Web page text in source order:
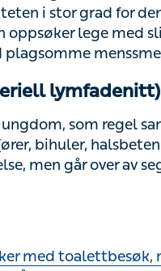
lymfadenitt)
som regel samtidig
seg selv og er ikke
seg helt. Ved
og hemoroider.